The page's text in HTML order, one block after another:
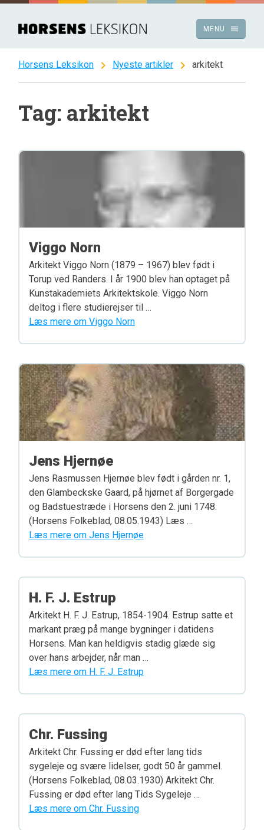
Spring
indhold
menu
MENU
Horsens Leksikon chevron_right Nyeste artikler chevron_right arkitekt
Tag: arkitekt
Viggo Norn
Arkitekt Viggo Norn (1879 – 1967) blev født i
Torup ved Randers. I år 1900 blev han optaget på
Kunstakademiets Arkitektskole. Viggo Norn
deltog i flere studierejser til …
Læs mere om Viggo Norn
Jens Hjernøe
Jens Rasmussen Hjernøe blev født i gården nr. 1,
den Glambeckske Gaard, på hjørnet af Borgergade
og Badstuestræde i Horsens den 2. juni 1748.
(Horsens Folkeblad, 08.05.1943) Læs …
Læs mere om Jens Hjernøe
H. F. J. Estrup
Arkitekt H. F. J. Estrup, 1854-1904. Estrup satte et
markant præg på mange bygninger i datidens
Horsens. Man kan heldigvis stadig glæde sig
over hans arbejder, når man …
Læs mere om H. F. J. Estrup
Chr. Fussing
Arkitekt Chr. Fussing er død efter lang tids
sygeleje og svære lidelser, godt 50 år gammel.
(Horsens Folkeblad, 08.03.1930) Arkitekt Chr.
Fussing er død efter lang Tids Sygeleje …
Læs mere om Chr. Fussing